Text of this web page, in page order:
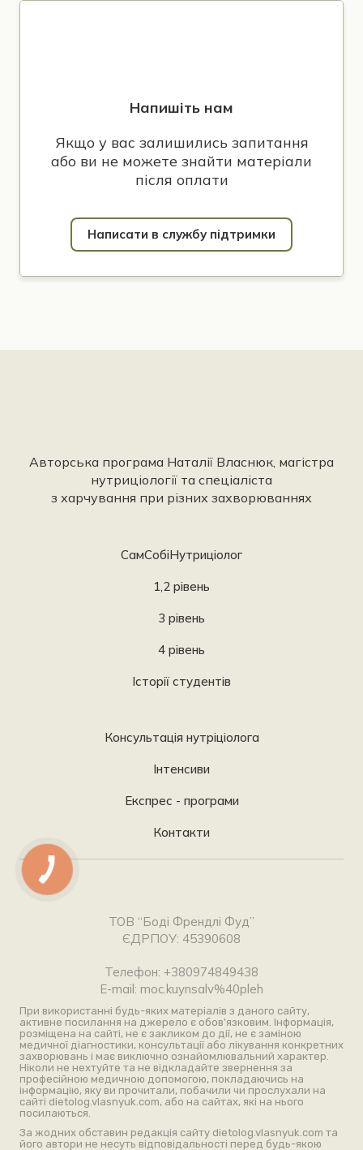
Напишіть нам
Якщо у вас залишились запитання
або ви не можете знайти матеріали
після оплати
Написати в службу підтримки
Авторська програма Наталії Власнюк, магістра
нутриціології та спеціаліста
з харчування при різних захворюваннях
СамСобіНутриціолог
1,2 рівень
3 рівень
4 рівень
Історії студентів
Консультація нутріціолога
Інтенсиви
Експрес - програми
Контакти
ТОВ “Боді Френдлі Фуд”
ЄДРПОУ: 45390608
Телефон: +380974849438
E-mail: moc.kuynsalv%40pleh
При використанні будь-яких матеріалів з даного сайту,
активне посилання на джерело є обов'язковим. Інформація,
розміщена на сайті, не є закликом до дії, не є заміною
медичної діагностики, консультації або лікування конкретних
захворювань і має виключно ознайомлювальний характер.
Ніколи не нехтуйте та не відкладайте звернення за
професійною медичною допомогою, покладаючись на
інформацію, яку ви прочитали, побачили чи прослухали на
сайті dietolog.vlasnyuk.com, або на сайтах, які на нього
посилаються.
За жодних обставин редакція сайту dietolog.vlasnyuk.com та
його автори не несуть відповідальності перед будь-якою